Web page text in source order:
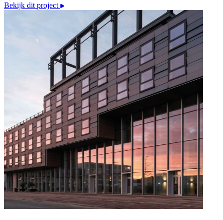
Bekijk dit project